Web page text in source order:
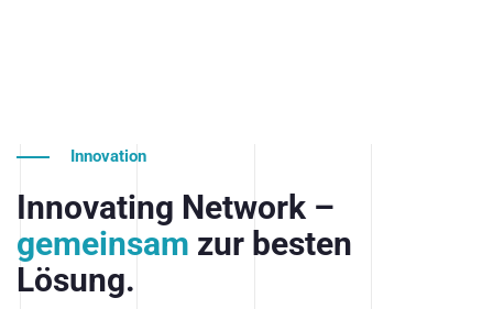
Innovation
Innovating Network –
gemeinsam zur besten
Lösung.